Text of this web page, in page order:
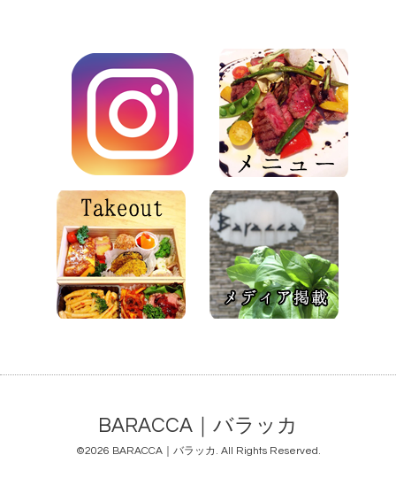
BARACCA｜バラッカ
©2026 BARACCA｜バラッカ . All Rights Reserved.